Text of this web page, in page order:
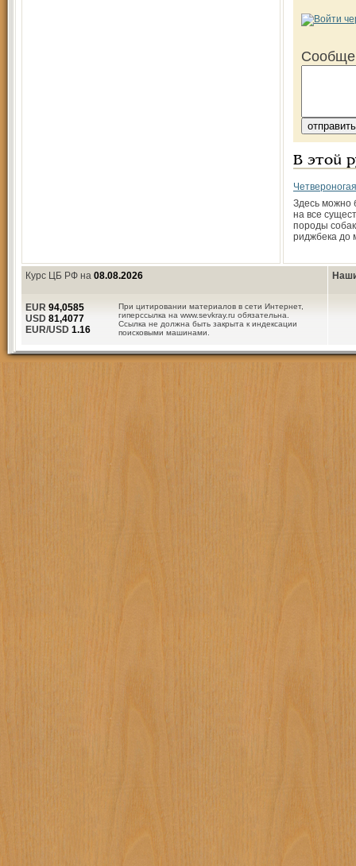
В этой
Здесь можно
на все
породы
риджбека до
Курс ЦБ РФ на 08.08.2026
При цитировании материалов в сети Интернет,
гиперссылка на www.sevkray.ru обязательна.
Ссылка не должна быть закрыта к индексации
поисковыми машинами.
EUR 94,0585
USD 81,4077
EUR/USD 1.16